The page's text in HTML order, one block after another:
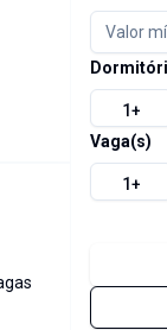
s
1+
Vaga(s)
1+